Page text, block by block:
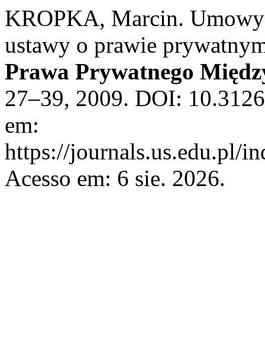
KROPKA, Marcin.
ustawy o prawie
Prawa Prywatnego
27–39, 2009. DOI:
em:
https://journals.us.edu.pl/
Acesso em: 6 sie. 2026.